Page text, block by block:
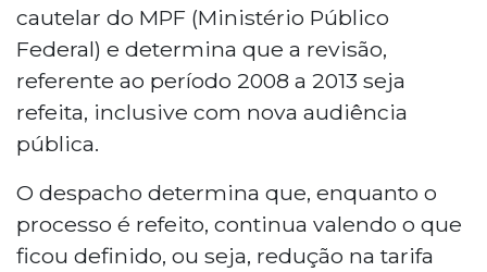
cautelar do MPF (Ministério Público
Federal) e determina que a revisão,
referente ao período 2008 a 2013 seja
refeita, inclusive com nova audiência
pública.
O despacho determina que, enquanto o
processo é refeito, continua valendo o que
ficou definido, ou seja, redução na tarifa